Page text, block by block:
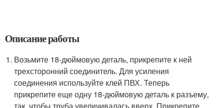
Описание работы
Возьмите 18-дюймовую деталь, прикрепите к ней
трехсторонний соединитель. Для усиления
соединения используйте клей ПВХ. Теперь
прикрепите еще одну 18-дюймовую деталь к разъему,
так, чтобы труба увеличивалась вверх. Прикрепите